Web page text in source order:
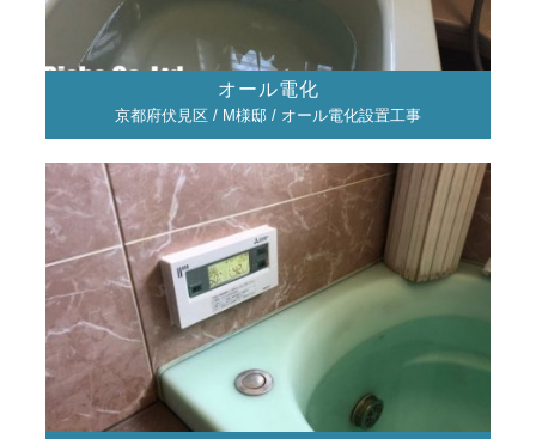
オール電化
京都府伏見区 / M様邸 / オール電化設置工事